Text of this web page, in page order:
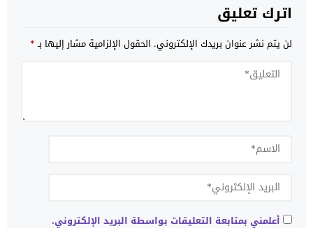
اترك تعليق
لن يتم نشر عنوان بريدك الإلكتروني. الحقول الإلزامية مشار إليها بـ*
أعلمني بمتابعة التعليقات بواسطة البريد الإلكتروني.